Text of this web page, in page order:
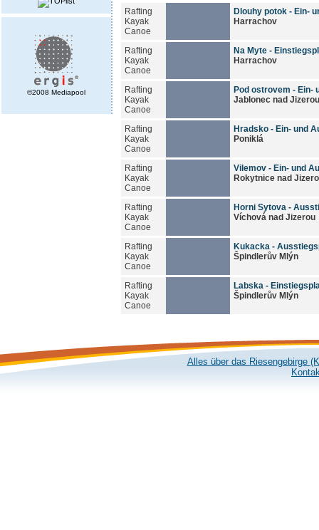
©2008 Mediapool
Rafting
Kayak
Canoe
Dlouhy potok - Ein-
Harrachov
Rafting
Kayak
Canoe
Na Myte -
Harrachov
Rafting
Kayak
Canoe
Pod ostrovem - Ein-
Jablonec nad Jizerou
Rafting
Kayak
Canoe
Hradsko - Ein- und
Poniklá
Rafting
Kayak
Canoe
Vilemov - Ein- und
Rokytnice nad
Rafting
Kayak
Canoe
Horni Sytova -
Víchová nad Jizerou
Rafting
Kayak
Canoe
Kukacka -
Špindlerův Mlýn
Rafting
Kayak
Canoe
Labska -
Špindlerův Mlýn
Alles über das Riesengebirge